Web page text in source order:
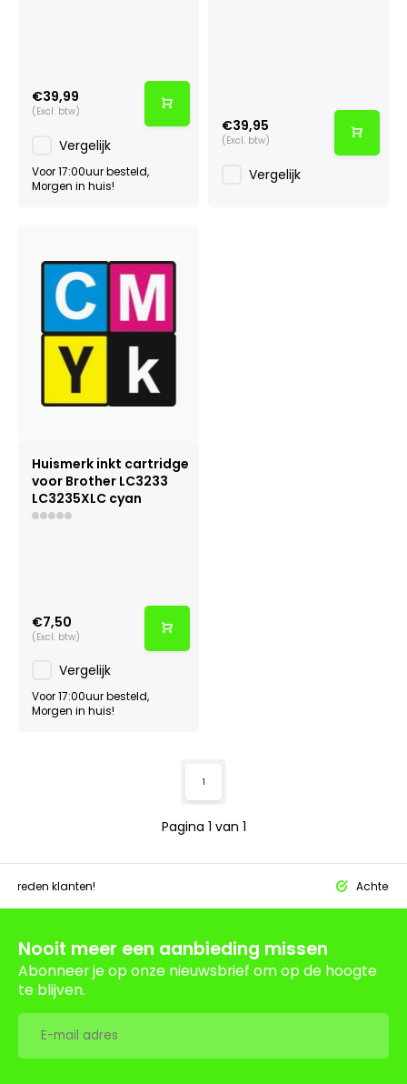
€39,99
(Excl. btw)
Vergelijk
Voor 17:00uur besteld,
Morgen in huis!
€39,95
(Excl. btw)
Vergelijk
Huismerk inkt cartridge
voor Brother LC3233
LC3235XLC cyan
€7,50
(Excl. btw)
Vergelijk
Voor 17:00uur besteld,
Morgen in huis!
Pagina 1 van 1
1
klanten! Achteraf
Nooit meer een aanbieding missen
Abonneer je op onze nieuwsbrief om op de hoogte
te blijven.